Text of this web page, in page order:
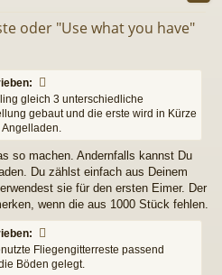
oder "Use what you have"
gleich 3 unterschiedliche
gebaut und die erste wird in Kürze
Angelladen.
so machen. Andernfalls kannst Du
Du zählst einfach aus Deinem
sie für den ersten Eimer. Der
wenn die aus 1000 Stück fehlen.
Fliegengitterreste passend
Böden gelegt.